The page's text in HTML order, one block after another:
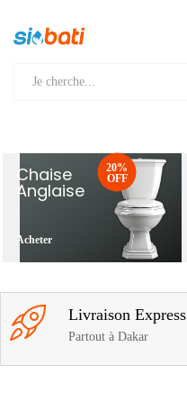
Chaise
Anglaise
Acheter
20%
OFF
Livraison Express
Partout à Dakar